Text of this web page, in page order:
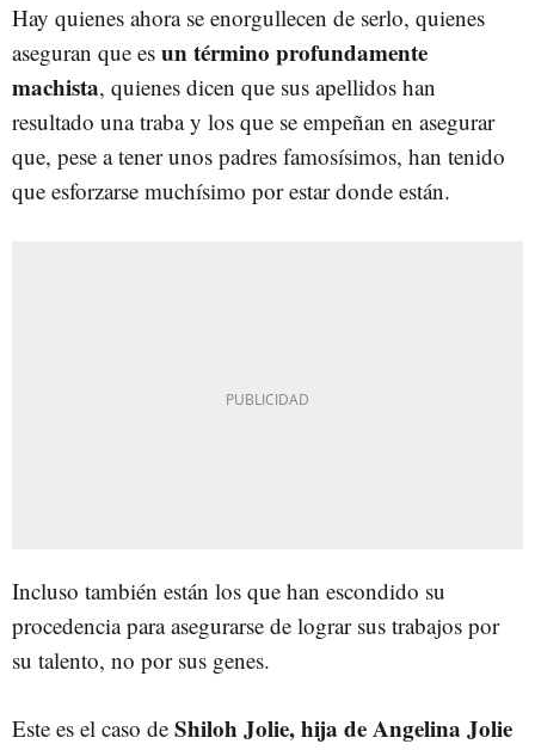
Hay quienes ahora se enorgullecen de serlo, quienes
aseguran que es un término profundamente
machista, quienes dicen que sus apellidos han
resultado una traba y los que se empeñan en asegurar
que, pese a tener unos padres famosísimos, han tenido
que esforzarse muchísimo por estar donde están.
Incluso también están los que han escondido su
procedencia para asegurarse de lograr sus trabajos por
su talento, no por sus genes.
Este es el caso de Shiloh Jolie, hija de Angelina Jolie